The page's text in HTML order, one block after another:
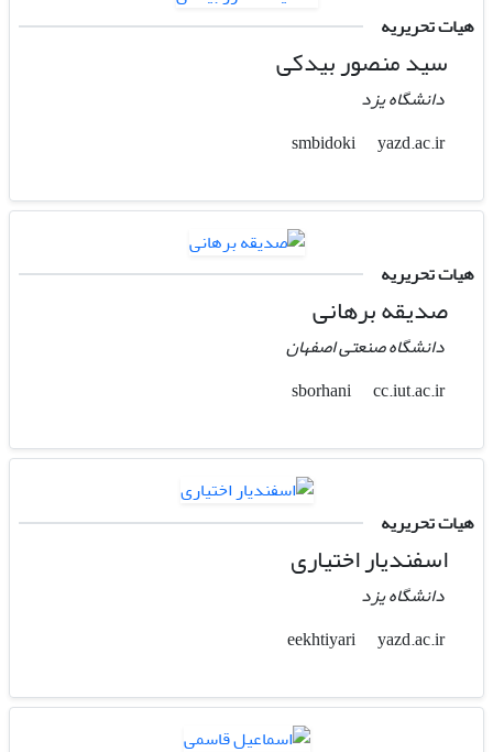
هیات تحریریه
سید منصور بیدکی
دانشگاه یزد
smbidoki
yazd.ac.ir
هیات تحریریه
صدیقه برهانی
دانشگاه صنعتی اصفهان
sborhani
cc.iut.ac.ir
هیات تحریریه
اسفندیار اختیاری
دانشگاه یزد
eekhtiyari
yazd.ac.ir